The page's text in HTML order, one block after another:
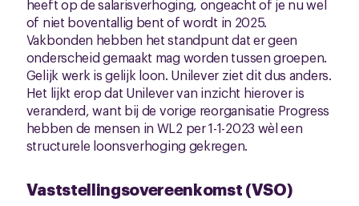
heeft op de salarisverhoging, ongeacht of je nu wel
of niet boventallig bent of wordt in 2025.
Vakbonden hebben het standpunt dat er geen
onderscheid gemaakt mag worden tussen groepen.
Gelijk werk is gelijk loon. Unilever ziet dit dus anders.
Het lijkt erop dat Unilever van inzicht hierover is
veranderd, want bij de vorige reorganisatie Progress
hebben de mensen in WL2 per 1-1-2023 wèl een
structurele loonsverhoging gekregen.
Vaststellingsovereenkomst (VSO)